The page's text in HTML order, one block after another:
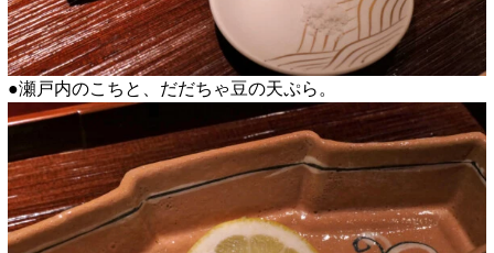
●瀬戸内のこちと、だだちゃ豆の天ぷら。